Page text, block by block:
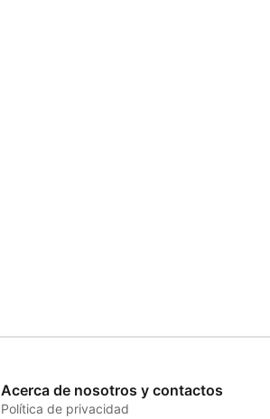
Acerca de nosotros y contactos
Política de privacidad